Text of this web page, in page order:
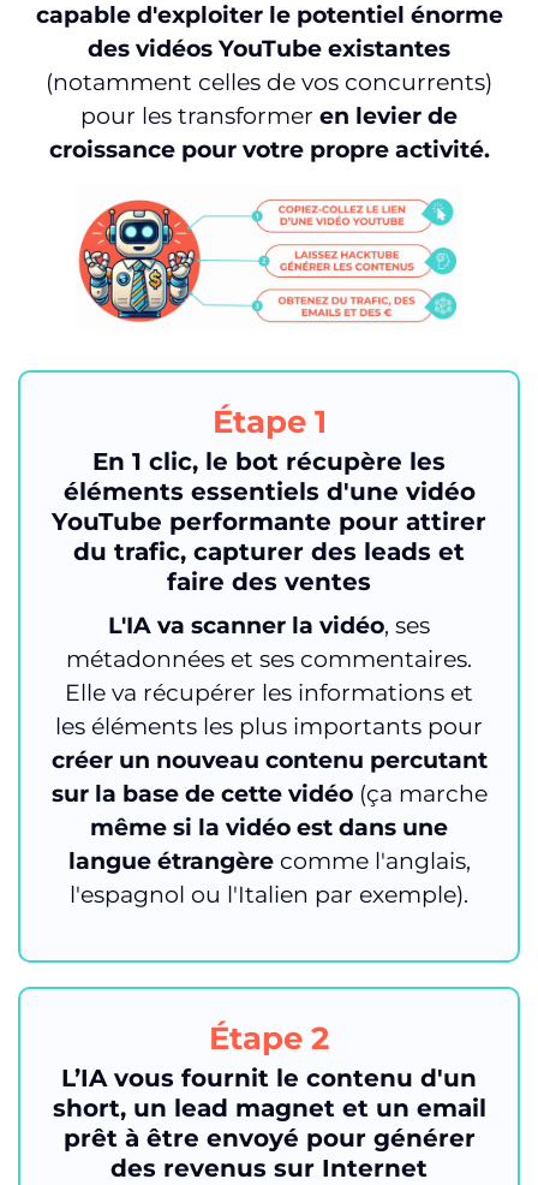
capable d'exploiter le potentiel énorme
des vidéos YouTube existantes
(notamment celles de vos concurrents)
pour les transformer en levier de
croissance pour votre propre activité.
Étape 1
En 1 clic, le bot récupère les
éléments essentiels d'une vidéo
YouTube performante pour attirer
du trafic, capturer des leads et
faire des ventes
L'IA va scanner la vidéo, ses
métadonnées et ses commentaires.
Elle va récupérer les informations et
les éléments les plus importants pour
créer un nouveau contenu percutant
sur la base de cette vidéo(ça marche
même si la vidéo est dans une
langue étrangèrecomme l'anglais,
l'espagnol ou l'Italien par exemple).
Étape 2
L’IA vous fournit le contenu d'un
short, un lead magnet et un email
prêt à être envoyé pour générer
des revenus sur Internet